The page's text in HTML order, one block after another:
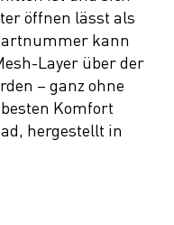
öffnen lässt als
kann
Layer über der
– ganz ohne
Komfort
hergestellt in